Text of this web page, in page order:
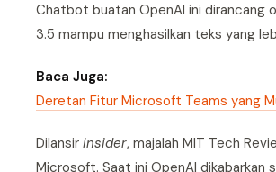
Chatbot buatan OpenAI ini dirancang
3.5 mampu menghasilkan teks yang
Baca Juga:
Deretan Fitur Microsoft Teams yang
Dilansir Insider, majalah MIT Tech
Microsoft. Saat ini OpenAI dikabarkan